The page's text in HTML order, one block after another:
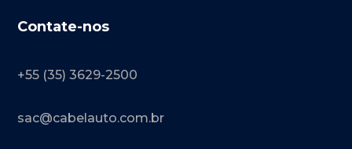
Contate-nos
+55 (35) 3629-2500
sac@cabelauto.com.br